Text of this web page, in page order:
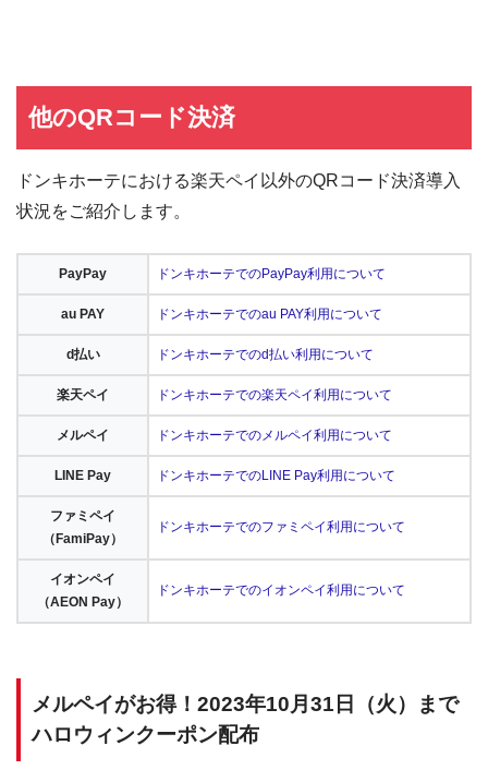
他のQRコード決済
ドンキホーテにおける楽天ペイ以外のQRコード決済導入
状況をご紹介します。
PayPay ドンキホーテでのPayPay利用について
au PAY ドンキホーテでのau PAY利用について
d払い ドンキホーテでのd払い利用について
楽天ペイ ドンキホーテでの楽天ペイ利用について
メルペイ ドンキホーテでのメルペイ利用について
LINE Pay ドンキホーテでのLINE Pay利用について
ファミペイ
（FamiPay）
ドンキホーテでのファミペイ利用について
イオンペイ
（AEON Pay）
ドンキホーテでのイオンペイ利用について
メルペイがお得！2023年10月31日（火）まで
ハロウィンクーポン配布